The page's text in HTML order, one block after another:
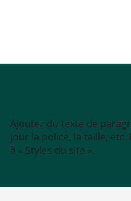
Ajoutez du texte de
jour la police, la taille,
à « Styles du site ».